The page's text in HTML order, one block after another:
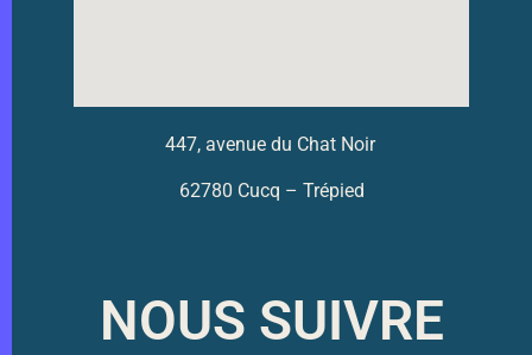
447, avenue du Chat Noir
62780 Cucq – Trépied
NOUS SUIVRE